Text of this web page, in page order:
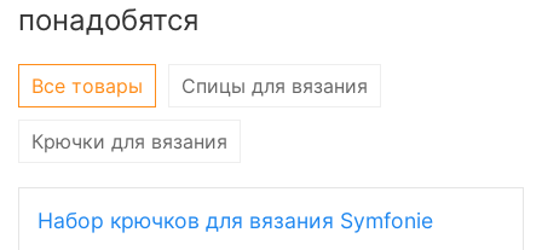
понадобятся
Все товары Спицы для вязания
Крючки для вязания
Набор крючков для вязания Symfonie